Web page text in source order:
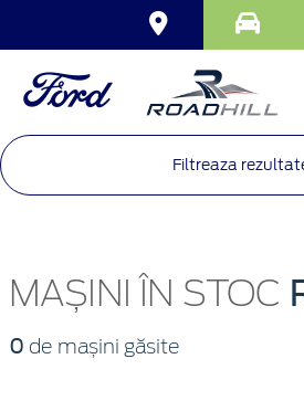
Filtreaza
MAȘINI ÎN STOC
0 de mașini găsite